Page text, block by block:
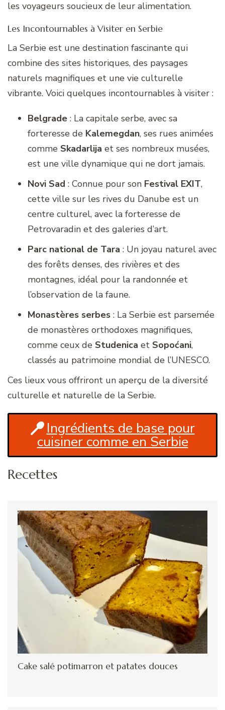
les voyageurs soucieux de leur alimentation.
Les Incontournables à Visiter en Serbie
La Serbie est une destination fascinante qui
combine des sites historiques, des paysages
naturels magnifiques et une vie culturelle
vibrante. Voici quelques incontournables à visiter :
Belgrade : La capitale serbe, avec sa
forteresse de Kalemegdan, ses rues animées
comme Skadarlija et ses nombreux musées,
est une ville dynamique qui ne dort jamais.
Novi Sad : Connue pour son Festival EXIT,
cette ville sur les rives du Danube est un
centre culturel, avec la forteresse de
Petrovaradin et des galeries d’art.
Parc national de Tara : Un joyau naturel avec
des forêts denses, des rivières et des
montagnes, idéal pour la randonnée et
l’observation de la faune.
Monastères serbes : La Serbie est parsemée
de monastères orthodoxes magnifiques,
comme ceux de Studenica et Sopoćani,
classés au patrimoine mondial de l’UNESCO.
Ces lieux vous offriront un aperçu de la diversité
culturelle et naturelle de la Serbie.
Ingrédients de base pour
cuisiner comme en Serbie
Recettes
Cake salé potimarron et patates douces